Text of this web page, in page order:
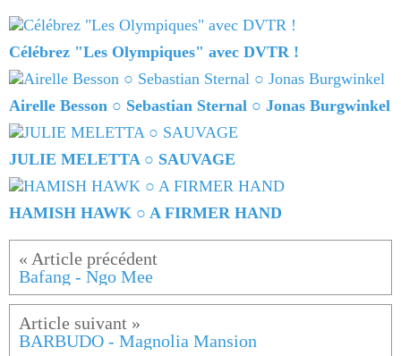
Célébrez "Les Olympiques" avec DVTR !
Airelle Besson ○ Sebastian Sternal ○ Jonas Burgwinkel
JULIE MELETTA ○ SAUVAGE
HAMISH HAWK ○ A FIRMER HAND
Bafang - Ngo Mee
BARBUDO - Magnolia Mansion